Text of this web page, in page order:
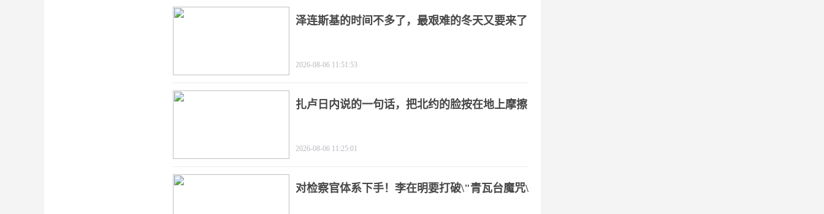
泽连斯基的时间不多了，最艰难的冬天又要来了
2026-08-06 11:51:53
扎卢日内说的一句话，把北约的脸按在地上摩擦
2026-08-06 11:25:01
对检察官体系下手！李在明要打破\"青瓦台魔咒\"